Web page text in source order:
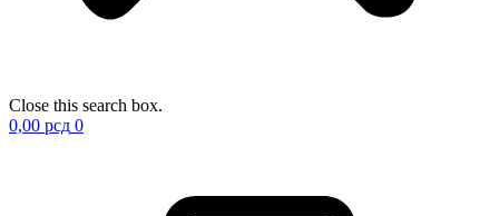
Close this search box.
0,00 рсд 0